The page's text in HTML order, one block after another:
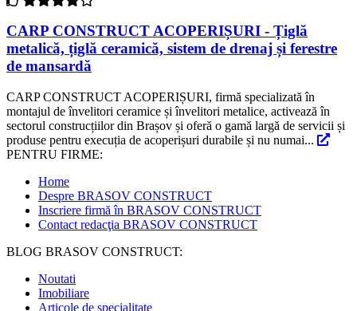
CARP CONSTRUCT ACOPERIȘURI - Țiglă
metalică, țiglă ceramică, sistem de drenaj și ferestre
de mansardă
CARP CONSTRUCT ACOPERIȘURI, firmă specializată în
montajul de învelitori ceramice și învelitori metalice, activează în
sectorul construcțiilor din Brașov și oferă o gamă largă de servicii și
produse pentru execuția de acoperișuri durabile și nu numai...
PENTRU FIRME:
Home
Despre BRASOV CONSTRUCT
Inscriere firmă în BRASOV CONSTRUCT
Contact redacţia BRASOV CONSTRUCT
BLOG BRASOV CONSTRUCT:
Noutati
Imobiliare
Articole de specialitate